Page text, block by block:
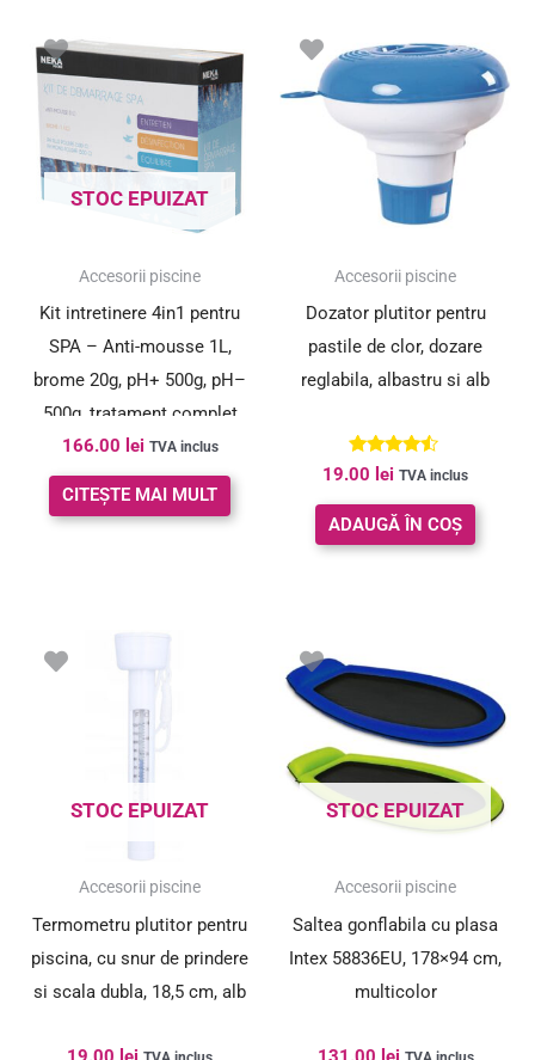
STOC EPUIZAT
Accesorii piscine
Kit intretinere 4in1 pentru
SPA – Anti-mousse 1L,
brome 20g, pH+ 500g, pH–
500g, tratament complet
apa
166.00 lei TVA inclus
CITEȘTE MAI MULT
Accesorii piscine
Dozator plutitor pentru
pastile de clor, dozare
reglabila, albastru si alb
Evaluat la
4.33
din 5
19.00 lei TVA inclus
ADAUGĂ ÎN COȘ
STOC EPUIZAT
Accesorii piscine
Termometru plutitor pentru
piscina, cu snur de prindere
si scala dubla, 18,5 cm, alb
STOC EPUIZAT
Accesorii piscine
Saltea gonflabila cu plasa
Intex 58836EU, 178×94 cm,
multicolor